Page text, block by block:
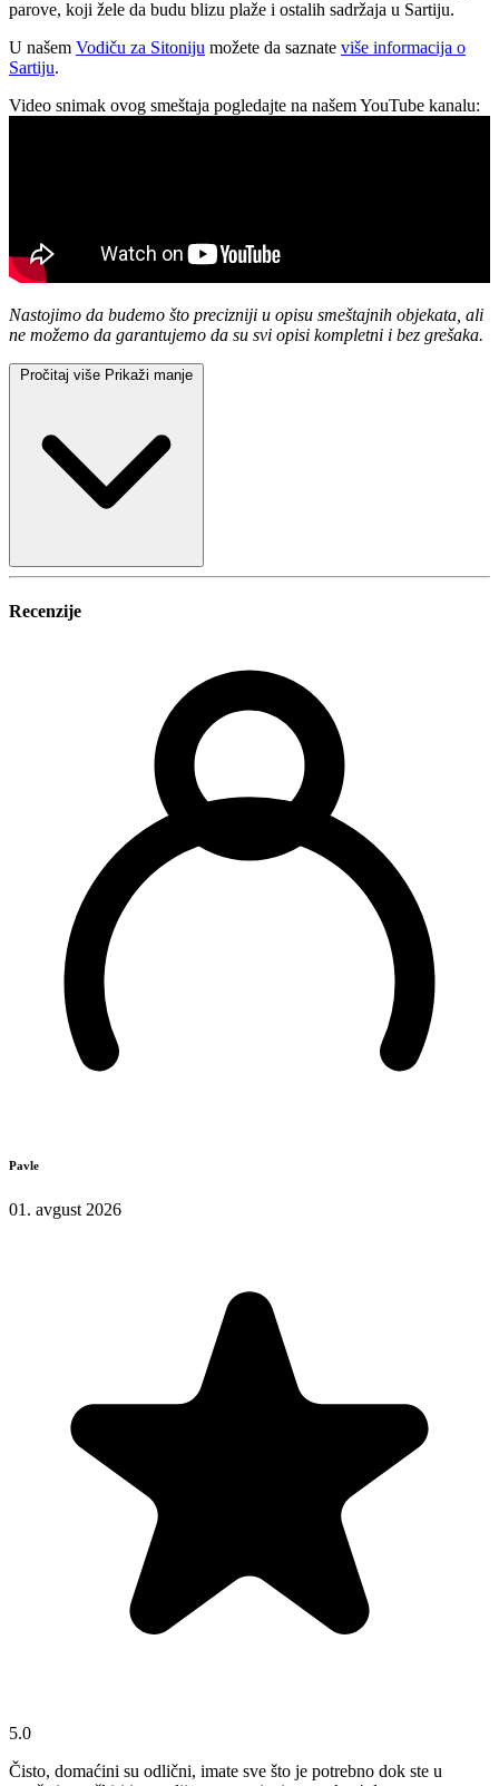
parove, koji žele da budu blizu plaže i ostalih sadržaja u Sartiju.
U našem Vodiču za Sitoniju možete da saznate više informacija o
Sartiju.
Video snimak ovog smeštaja pogledajte na našem YouTube kanalu:
Nastojimo da budemo što precizniji u opisu smeštajnih objekata, ali
ne možemo da garantujemo da su svi opisi kompletni i bez grešaka.
Pročitaj više Prikaži manje
Recenzije
Pavle
01. avgust 2026
5.0
Čisto, domaćini su odlični, imate sve što je potrebno dok ste u